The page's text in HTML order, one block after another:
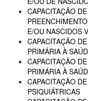
CAPACITAÇÃO
E/OU NASCIDOS
CAPACITAÇÃO
PRIMÁRIA À
CAPACITAÇÃO
PRIMÁRIA À
CAPACITAÇÃO
PSIQUIÁTRICAS